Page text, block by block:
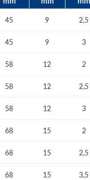
45 9 2,5
45 9 3
58 12 2
58 12 2,5
58 12 3
68 15 2
68 15 2,5
68 15 3,5